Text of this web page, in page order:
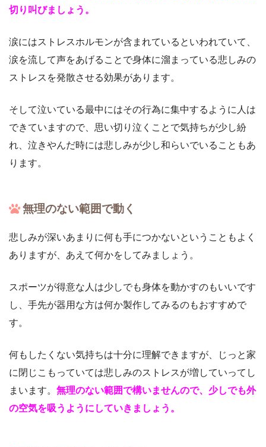
切り叫びましょう。
涙にはストレスホルモンが含まれているといわれていて、
涙を流して声をあげることで身体に溜まっている悲しみの
ストレスを発散させる効果があります。
そして泣いている最中にはその行為に集中するように人は
できていますので、思い切り泣くことで気持ちが少し紛
れ、泣きやんだ時には悲しみが少し和らいでいることもあ
ります。
無理のない範囲で動く
悲しみが深いあまりに何も手につかないということもよく
ありますが、あえて何かをしてみましょう。
スポーツが得意な人は少しでも身体を動かすのもいいです
し、手先が器用な方は何か製作してみるのもおすすめで
す。
何もしたくない気持ちは十分に理解できますが、じっと家
に閉じこもっていては悲しみのストレスが増していってし
まいます。 無理のない範囲で構いませんので、少しでも外
の空気を吸うようにしていきましょう。